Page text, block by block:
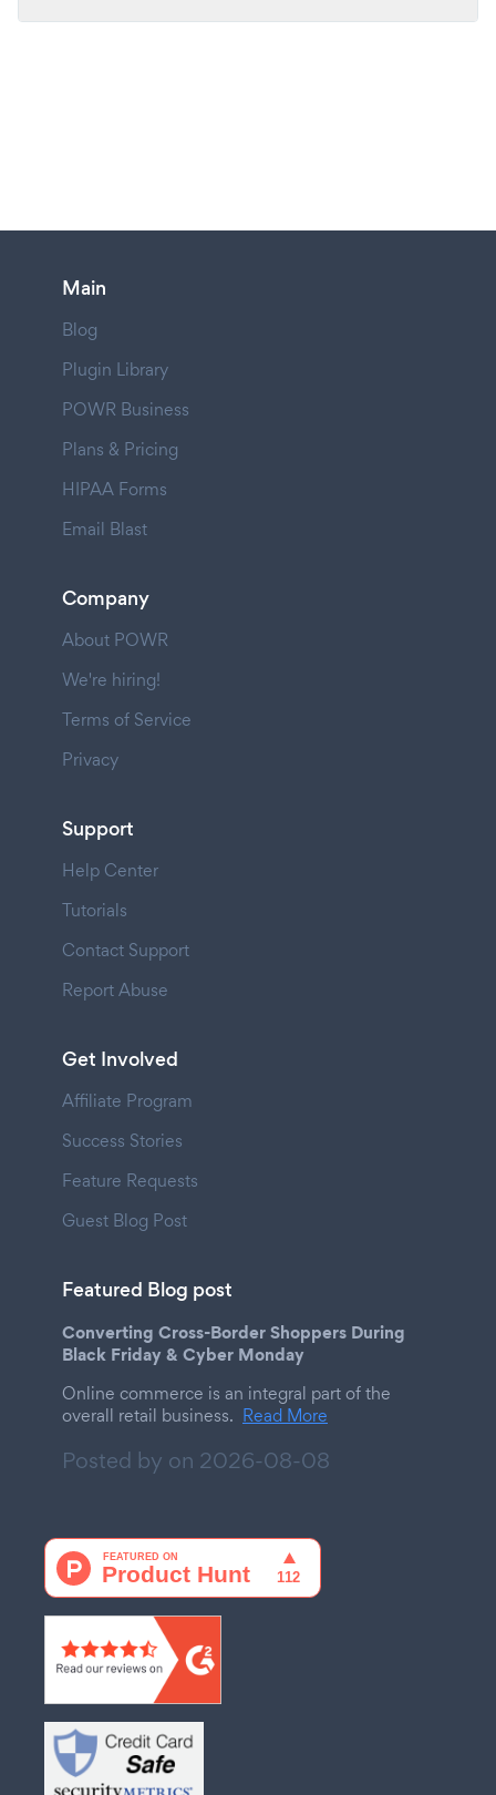
Main
Blog
Plugin Library
POWR Business
Plans & Pricing
HIPAA Forms
Email Blast
Company
About POWR
We're hiring!
Terms of Service
Privacy
Support
Help Center
Tutorials
Contact Support
Report Abuse
Get Involved
Affiliate Program
Success Stories
Feature Requests
Guest Blog Post
Featured Blog post
Converting Cross-Border Shoppers During
Black Friday & Cyber Monday
Online commerce is an integral part of the
overall retail business. Read More
Posted by on 2026-08-08